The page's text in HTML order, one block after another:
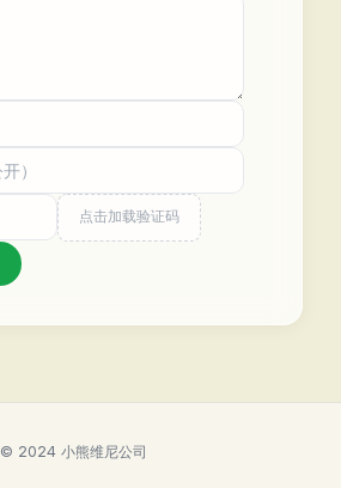
点击加载验证码
© 2024 小熊维尼公司